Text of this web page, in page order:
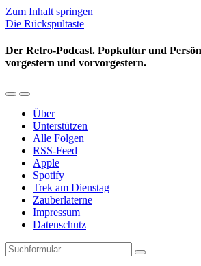
Zum Inhalt springen
Die Rückspultaste
Der Retro-Podcast. Popkultur und
vorgestern und vorvorgestern.
Mobil-
umschalten
Suchfeld
umschalten
Über
Unterstützen
Alle Folgen
RSS-Feed
Apple
Spotify
Trek am Dienstag
Zauberlaterne
Impressum
Datenschutz
Suchen